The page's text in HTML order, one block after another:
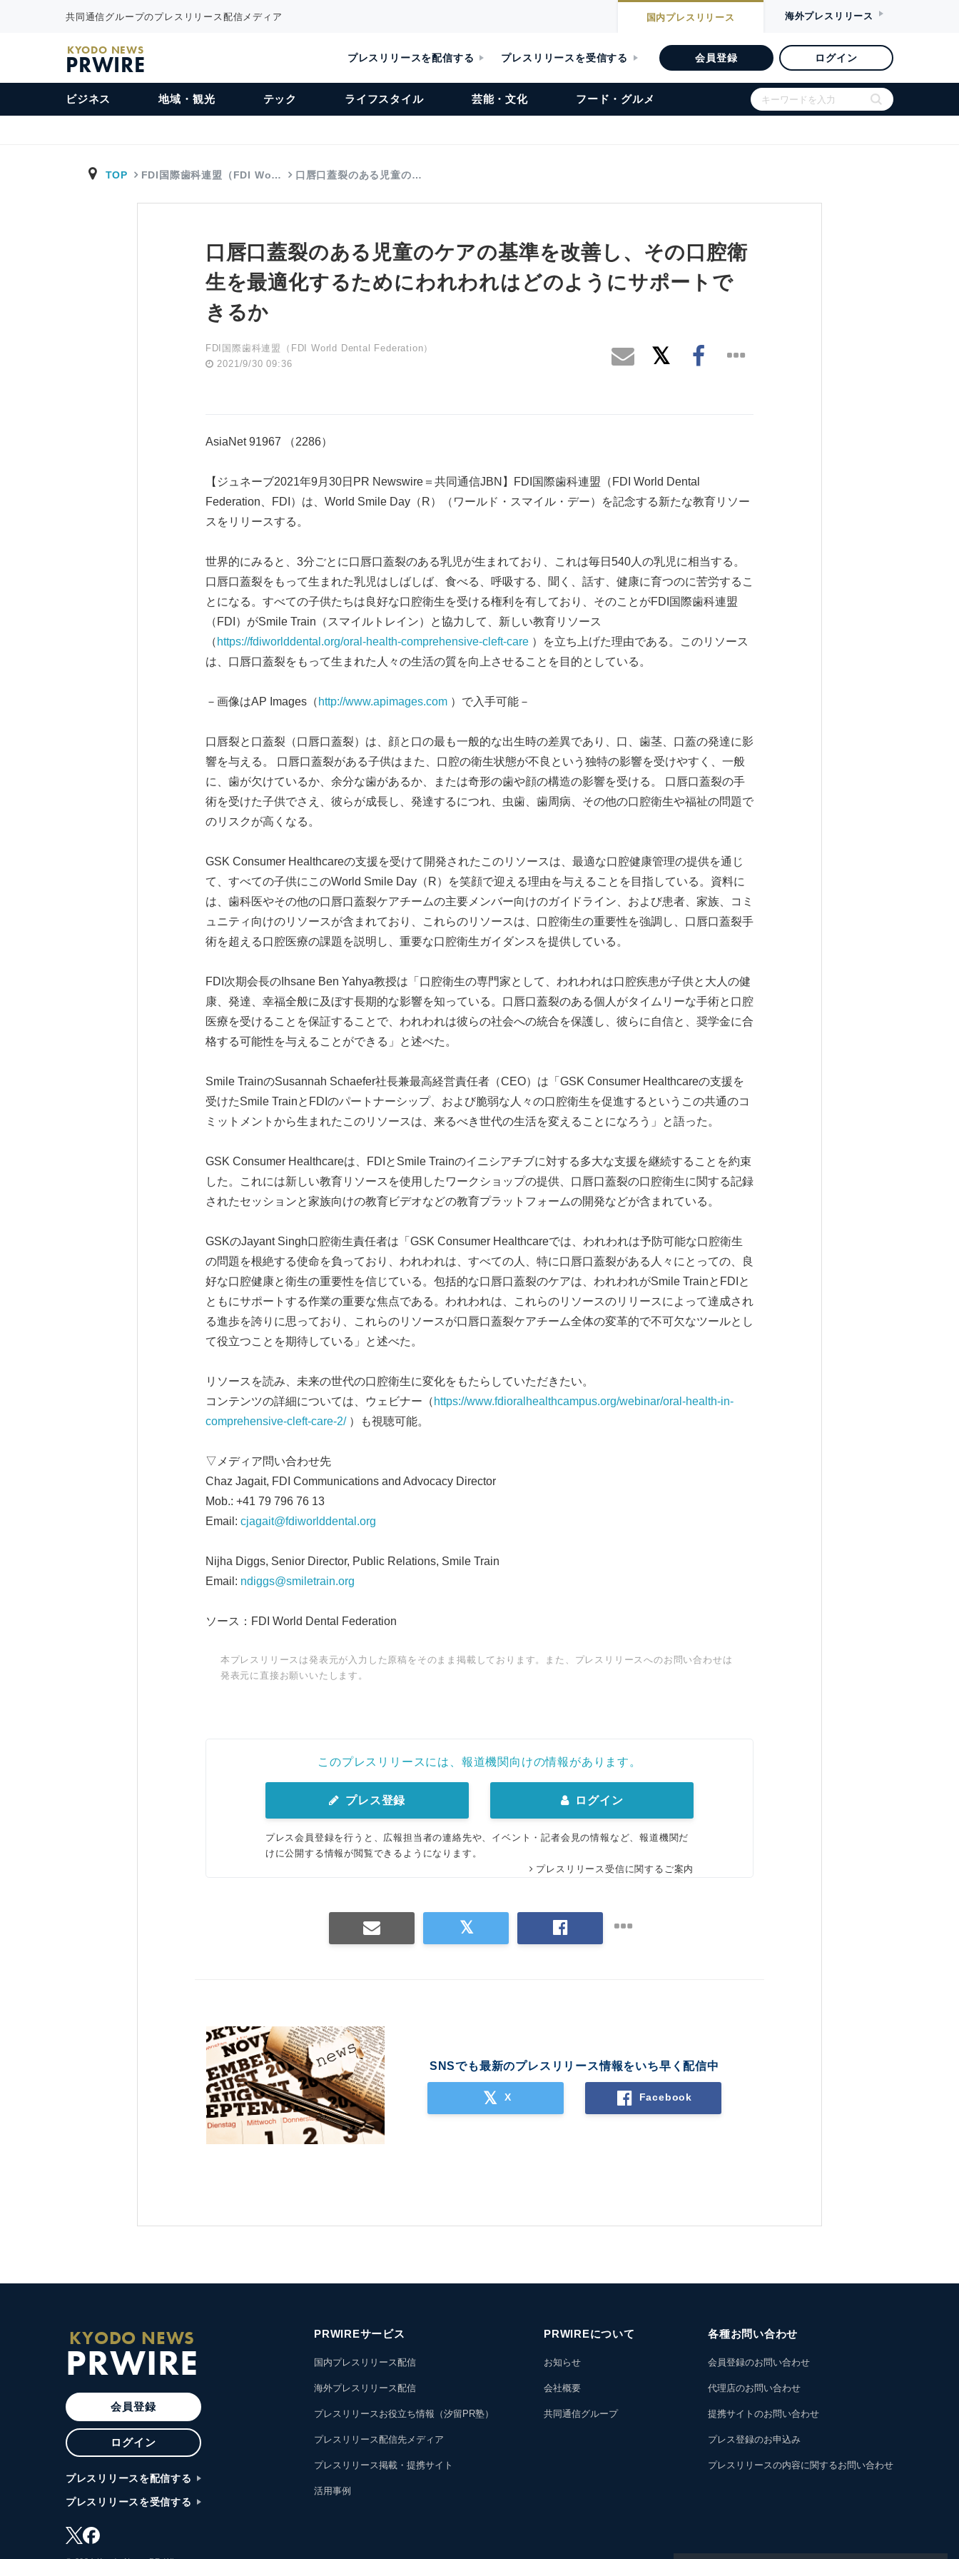
共同通信グループのプレスリリース配信メディア 国内プレスリリース 海外プレスリリース
KYODO NEWS
PRWIRE プレスリリースを配信する プレスリリースを受信する 会員登録 ログイン
ビジネス 地域・観光 テック ライフスタイル 芸能・文化 フード・グルメ
TOP FDI国際歯科連盟（FDI Wo… 口唇口蓋裂のある児童の…
口唇口蓋裂のある児童のケアの基準を改善し、その口腔衛
生を最適化するためにわれわれはどのようにサポートで
きるか
FDI国際歯科連盟（FDI World Dental Federation）
2021/9/30 09:36
AsiaNet 91967 （2286）
【ジュネーブ2021年9月30日PR Newswire＝共同通信JBN】FDI国際歯科連盟（FDI World Dental
Federation、FDI）は、World Smile Day（R）（ワールド・スマイル・デー）を記念する新たな教育リソー
スをリリースする。
世界的にみると、3分ごとに口唇口蓋裂のある乳児が生まれており、これは毎日540人の乳児に相当する。
口唇口蓋裂をもって生まれた乳児はしばしば、食べる、呼吸する、聞く、話す、健康に育つのに苦労するこ
とになる。すべての子供たちは良好な口腔衛生を受ける権利を有しており、そのことがFDI国際歯科連盟
（FDI）がSmile Train（スマイルトレイン）と協力して、新しい教育リソース
（ https://fdiworlddental.org/oral-health-comprehensive-cleft-care）を立ち上げた理由である。このリソース
は、口唇口蓋裂をもって生まれた人々の生活の質を向上させることを目的としている。
－画像はAP Images（ http://www.apimages.com）で入手可能－
口唇裂と口蓋裂（口唇口蓋裂）は、顔と口の最も一般的な出生時の差異であり、口、歯茎、口蓋の発達に影
響を与える。 口唇口蓋裂がある子供はまた、口腔の衛生状態が不良という独特の影響を受けやすく、一般
に、歯が欠けているか、余分な歯があるか、または奇形の歯や顔の構造の影響を受ける。 口唇口蓋裂の手
術を受けた子供でさえ、彼らが成長し、発達するにつれ、虫歯、歯周病、その他の口腔衛生や福祉の問題で
のリスクが高くなる。
GSK Consumer Healthcareの支援を受けて開発されたこのリソースは、最適な口腔健康管理の提供を通じ
て、すべての子供にこのWorld Smile Day（R）を笑顔で迎える理由を与えることを目指している。資料に
は、歯科医やその他の口唇口蓋裂ケアチームの主要メンバー向けのガイドライン、および患者、家族、コミ
ュニティ向けのリソースが含まれており、これらのリソースは、口腔衛生の重要性を強調し、口唇口蓋裂手
術を超える口腔医療の課題を説明し、重要な口腔衛生ガイダンスを提供している。
FDI次期会長のIhsane Ben Yahya教授は「口腔衛生の専門家として、われわれは口腔疾患が子供と大人の健
康、発達、幸福全般に及ぼす長期的な影響を知っている。口唇口蓋裂のある個人がタイムリーな手術と口腔
医療を受けることを保証することで、われわれは彼らの社会への統合を保護し、彼らに自信と、奨学金に合
格する可能性を与えることができる」と述べた。
Smile TrainのSusannah Schaefer社長兼最高経営責任者（CEO）は「GSK Consumer Healthcareの支援を
受けたSmile TrainとFDIのパートナーシップ、および脆弱な人々の口腔衛生を促進するというこの共通のコ
ミットメントから生まれたこのリソースは、来るべき世代の生活を変えることになろう」と語った。
GSK Consumer Healthcareは、FDIとSmile Trainのイニシアチブに対する多大な支援を継続することを約束
した。これには新しい教育リソースを使用したワークショップの提供、口唇口蓋裂の口腔衛生に関する記録
されたセッションと家族向けの教育ビデオなどの教育プラットフォームの開発などが含まれている。
GSKのJayant Singh口腔衛生責任者は「GSK Consumer Healthcareでは、われわれは予防可能な口腔衛生
の問題を根絶する使命を負っており、われわれは、すべての人、特に口唇口蓋裂がある人々にとっての、良
好な口腔健康と衛生の重要性を信じている。包括的な口唇口蓋裂のケアは、われわれがSmile TrainとFDIと
ともにサポートする作業の重要な焦点である。われわれは、これらのリソースのリリースによって達成され
る進歩を誇りに思っており、これらのリソースが口唇口蓋裂ケアチーム全体の変革的で不可欠なツールとし
て役立つことを期待している」と述べた。
リソースを読み、未来の世代の口腔衛生に変化をもたらしていただきたい。
コンテンツの詳細については、ウェビナー（ https://www.fdioralhealthcampus.org/webinar/oral-health-in-
comprehensive-cleft-care-2/）も視聴可能。
▽メディア問い合わせ先
Chaz Jagait, FDI Communications and Advocacy Director
Mob.: +41 79 796 76 13
Email: cjagait@fdiworlddental.org
Nijha Diggs, Senior Director, Public Relations, Smile Train
Email: ndiggs@smiletrain.org
ソース：FDI World Dental Federation
本プレスリリースは発表元が入力した原稿をそのまま掲載しております。また、プレスリリースへのお問い合わせは
発表元に直接お願いいたします。
このプレスリリースには、報道機関向けの情報があります。
プレス登録 ログイン
プレス会員登録を行うと、広報担当者の連絡先や、イベント・記者会見の情報など、報道機関だ
けに公開する情報が閲覧できるようになります。
プレスリリース受信に関するご案内
SNSでも最新のプレスリリース情報をいち早く配信中
X Facebook
KYODO NEWS
PRWIRE
会員登録
ログイン
プレスリリースを配信する
プレスリリースを受信する
PRWIREサービス
国内プレスリリース配信
海外プレスリリース配信
プレスリリースお役立ち情報（汐留PR塾）
プレスリリース配信先メディア
プレスリリース掲載・提携サイト
活用事例
PRWIREについて
お知らせ
会社概要
共同通信グループ
各種お問い合わせ
会員登録のお問い合わせ
代理店のお問い合わせ
提携サイトのお問い合わせ
プレス登録のお申込み
プレスリリースの内容に関するお問い合わせ
Japanese